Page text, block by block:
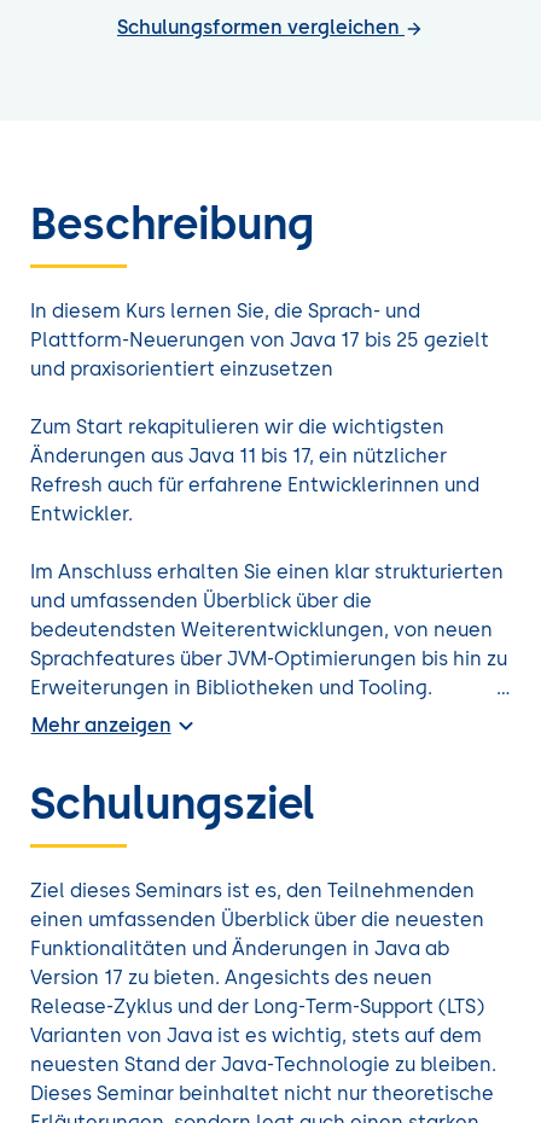
Schulungsformen vergleichen
Beschreibung
In diesem Kurs lernen Sie, die Sprach- und
Plattform-Neuerungen von Java 17 bis 25 gezielt
und praxisorientiert einzusetzen
Zum Start rekapitulieren wir die wichtigsten
Änderungen aus Java 11 bis 17, ein nützlicher
Refresh auch für erfahrene Entwicklerinnen und
Entwickler.
Im Anschluss erhalten Sie einen klar strukturierten
und umfassenden Überblick über die
bedeutendsten Weiterentwicklungen, von neuen
Sprachfeatures über JVM-Optimierungen bis hin zu
Erweiterungen in Bibliotheken und Tooling.
solider Praxis mit Java bis Version 11
aktuellen Sprachmittel von Java 25 in
möchten.
Doch auch wer bereits mit neueren Releases
arbeitet, profitiert von der systematischen
Aufbereitung und den praxisnahen Übungen zu
modernen Programmiertechniken und Best
Practices.
Mehr anzeigen
Schulungsziel
Ziel dieses Seminars ist es, den Teilnehmenden
einen umfassenden Überblick über die neuesten
Funktionalitäten und Änderungen in Java ab
Version 17 zu bieten. Angesichts des neuen
Release-Zyklus und der Long-Term-Support (LTS)
Varianten von Java ist es wichtig, stets auf dem
neuesten Stand der Java-Technologie zu bleiben.
Dieses Seminar beinhaltet nicht nur theoretische